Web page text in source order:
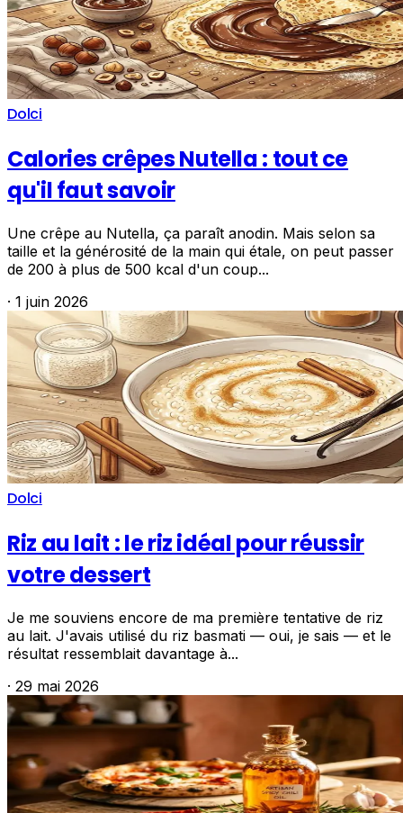
Dolci
Calories crêpes Nutella : tout ce
qu'il faut savoir
Une crêpe au Nutella, ça paraît anodin. Mais selon sa
taille et la générosité de la main qui étale, on peut passer
de 200 à plus de 500 kcal d'un coup...
· 1 juin 2026
Dolci
Riz au lait : le riz idéal pour réussir
votre dessert
Je me souviens encore de ma première tentative de riz
au lait. J'avais utilisé du riz basmati — oui, je sais — et le
résultat ressemblait davantage à...
· 29 mai 2026